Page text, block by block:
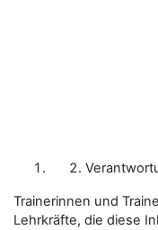
Trainerinnen und
Lehrkräfte, die diese